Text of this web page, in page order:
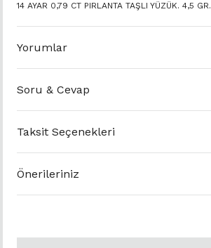
14 AYAR 0,79 CT PIRLANTA TAŞLI YÜZÜK. 4,5 GR.
Yorumlar
Soru & Cevap
Taksit Seçenekleri
Önerileriniz